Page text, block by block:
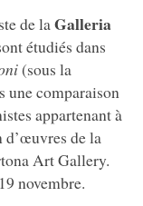
de la Galleria
étudiés dans
(sous la
une comparaison
appartenant à
de la
Art Gallery.
novembre.